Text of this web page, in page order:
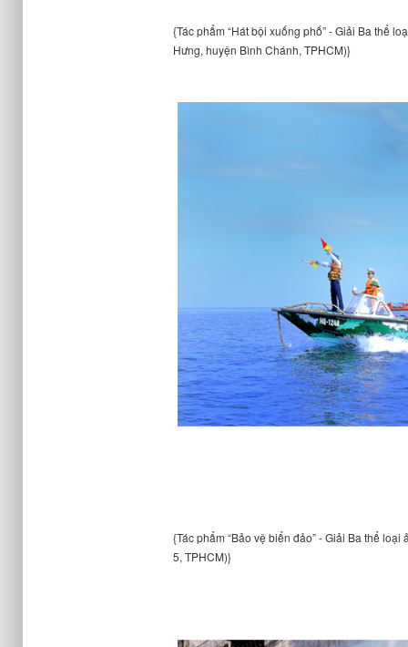
{Tác phẩm “Hát bội xuống phố” - Giải Ba thể
Hưng, huyện Bình Chánh, TPHCM)}
{Tác phẩm “Bảo vệ biển đảo” - Giải Ba thể
5, TPHCM)}